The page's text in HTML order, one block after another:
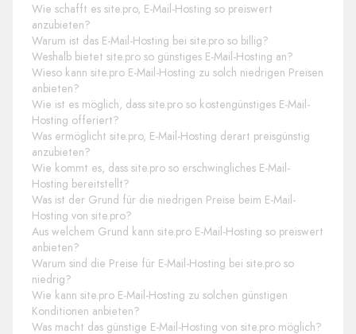
Wie schafft es site.pro, E-Mail-Hosting so preiswert
anzubieten?
Warum ist das E-Mail-Hosting bei site.pro so billig?
Weshalb bietet site.pro so günstiges E-Mail-Hosting an?
Wieso kann site.pro E-Mail-Hosting zu solch niedrigen Preisen
anbieten?
Wie ist es möglich, dass site.pro so kostengünstiges E-Mail-
Hosting offeriert?
Was ermöglicht site.pro, E-Mail-Hosting derart preisgünstig
anzubieten?
Wie kommt es, dass site.pro so erschwingliches E-Mail-
Hosting bereitstellt?
Was ist der Grund für die niedrigen Preise beim E-Mail-
Hosting von site.pro?
Aus welchem Grund kann site.pro E-Mail-Hosting so preiswert
anbieten?
Warum sind die Preise für E-Mail-Hosting bei site.pro so
niedrig?
Wie kann site.pro E-Mail-Hosting zu solchen günstigen
Konditionen anbieten?
Was macht das günstige E-Mail-Hosting von site.pro möglich?